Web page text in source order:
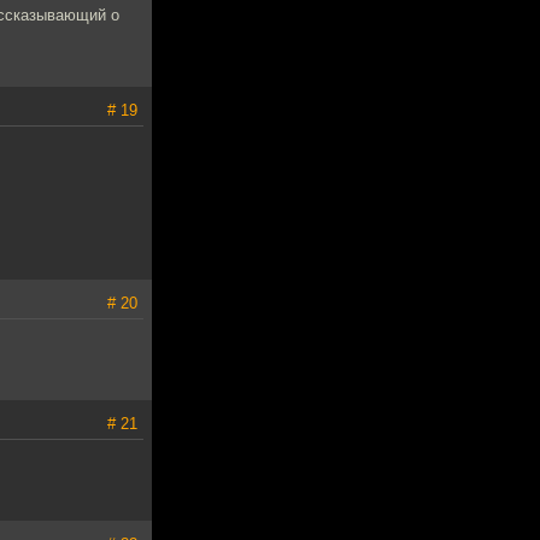
о
# 19
# 20
# 21